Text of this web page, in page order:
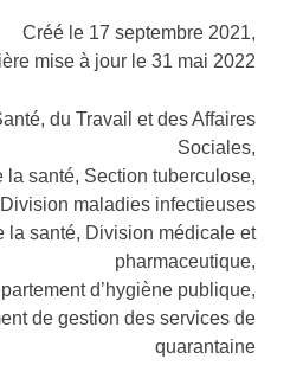
Créé le 17 septembre 2021,
mise à jour le 31 mai 2022
du Travail et des Affaires
Sociales,
la santé, Section tuberculose,
Division maladies infectieuses
la santé, Division médicale et
pharmaceutique,
d’hygiène publique,
de gestion des services de
quarantaine